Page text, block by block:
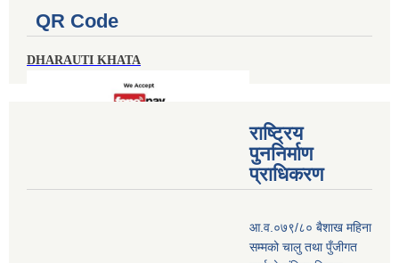
QR Code
DHARAUTI KHATA
राष्ट्रिय
पुननिर्माण
प्राधिकरण
आ.व.०७९/८० बैशाख महिना
सम्मको चालु तथा पुँजीगत